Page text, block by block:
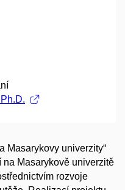
Masarykovy univerzity“
Masarykově univerzitě
rozvoje